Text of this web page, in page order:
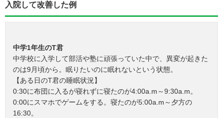
入院して改善した例
中学1年生のT君
中学校に入学して部活や塾に頑張っていた中で、異変が起きた
のは9月頃から。眠りたいのに眠れないという状態。
【ある日のT君の睡眠状況】
0:30に布団に入るが寝れずに寝たのが4:00a.m～9:30a.m。
0:00にスマホでゲームをする。寝たのが5:00a.m～夕方の
16:30。